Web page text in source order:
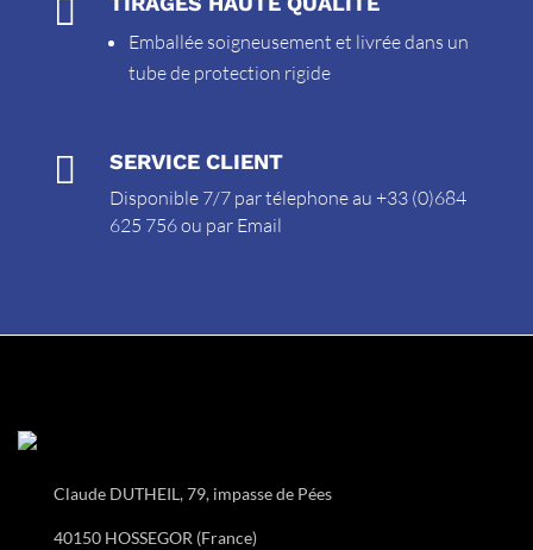

Emballée soigneusement et livrée dans un
tube de protection rigide
 SERVICE CLIENT
Disponible 7/7 par télephone au +33 (0)684
625 756 ou par Email
Claude DUTHEIL, 79, impasse de Pées
40150 HOSSEGOR (France)